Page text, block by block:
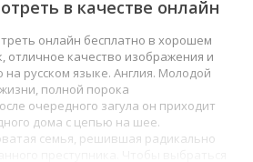
в качестве онлайн
онлайн бесплатно в хорошем
отличное качество изображения и
русском языке. Англия. Молодой
полной порока
очередного загула он приходит
дома с цепью на шее.
семья, решившая радикально